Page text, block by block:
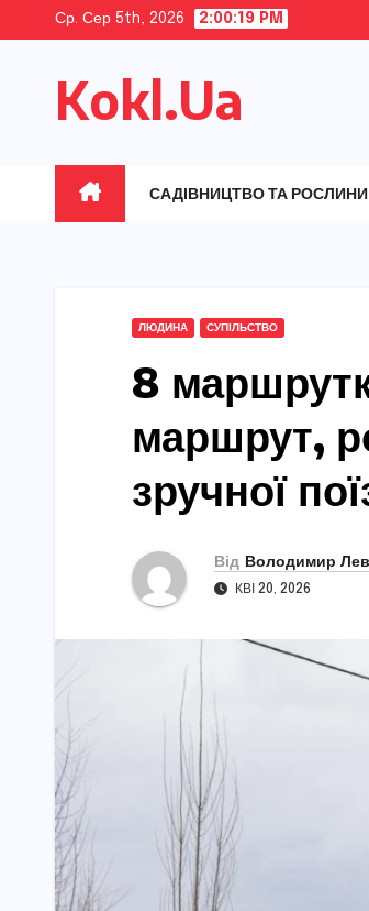
content
Ср. Сер 5th, 2026 2:00:20 PM
Kokl.Ua
САДІВНИЦТВО ТА РОСЛИНИ
ЛЮДИНА СУПІЛЬСТВО
8
маршрут,
зручної
Від Володимир
КВІ 20, 2026